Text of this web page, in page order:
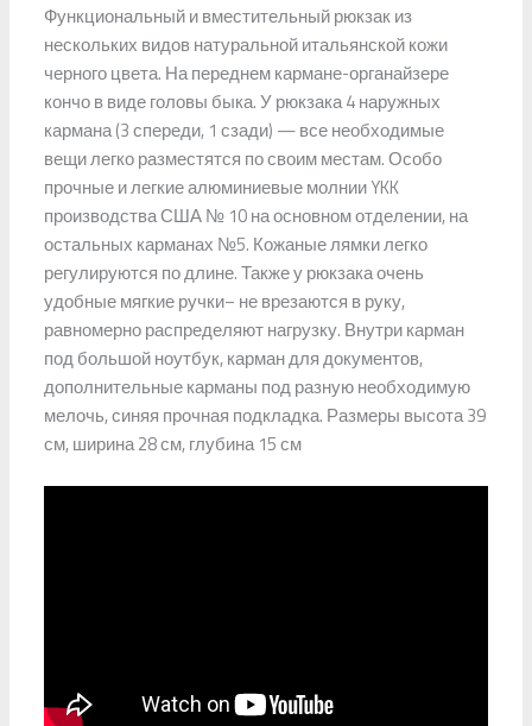
Функциональный и вместительный рюкзак из
нескольких видов натуральной итальянской кожи
черного цвета. На переднем кармане-органайзере
кончо в виде головы быка. У рюкзака 4 наружных
кармана (3 спереди, 1 сзади) — все необходимые
вещи легко разместятся по своим местам. Особо
прочные и легкие алюминиевые молнии YKK
производства США № 10 на основном отделении, на
остальных карманах №5. Кожаные лямки легко
регулируются по длине. Также у рюкзака очень
удобные мягкие ручки– не врезаются в руку,
равномерно распределяют нагрузку. Внутри карман
под большой ноутбук, карман для документов,
дополнительные карманы под разную необходимую
мелочь, синяя прочная подкладка. Размеры высота 39
см, ширина 28 см, глубина 15 см